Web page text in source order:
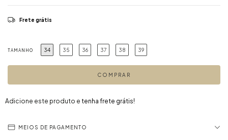
Frete grátis
TAMANHO 34 35 36 37 38 39
Adicione este produto e tenha frete grátis!
MEIOS DE PAGAMENTO